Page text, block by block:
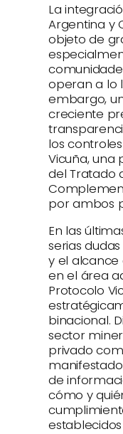
La
Argentina y
objeto de
operan a lo
embargo,
creciente
los
Vicuña, una
del Tratado
por ambos
En las
serias
y el alcance
en el área
Protocolo
binacional.
sector
privado
de
cómo y